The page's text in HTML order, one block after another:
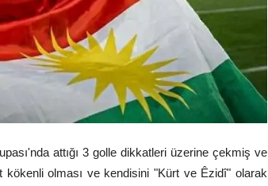
attığı 3 golle dikkatleri üzerine çekmiş ve
kökenli olması ve kendisini "Kürt ve Êzidî" olarak